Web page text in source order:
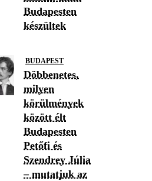
Budapesten
készültek
BUDAPEST
Döbbenetes,
milyen
körülmények
között élt
Budapesten
Petőfi és
Szendrey Júlia
– mutatjuk az